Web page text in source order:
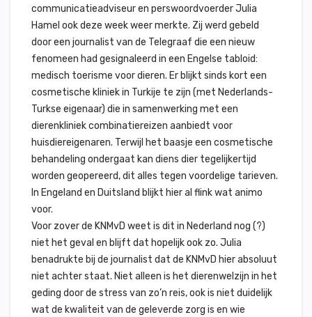
communicatieadviseur en perswoordvoerder Julia
Hamel ook deze week weer merkte. Zij werd gebeld
door een journalist van de Telegraaf die een nieuw
fenomeen had gesignaleerd in een Engelse tabloid:
medisch toerisme voor dieren. Er blijkt sinds kort een
cosmetische kliniek in Turkije te zijn (met Nederlands-
Turkse eigenaar) die in samenwerking met een
dierenkliniek combinatiereizen aanbiedt voor
huisdiereigenaren. Terwijl het baasje een cosmetische
behandeling ondergaat kan diens dier tegelijkertijd
worden geopereerd, dit alles tegen voordelige tarieven.
In Engeland en Duitsland blijkt hier al flink wat animo
voor.
Voor zover de KNMvD weet is dit in Nederland nog (?)
niet het geval en blijft dat hopelijk ook zo. Julia
benadrukte bij de journalist dat de KNMvD hier absoluut
niet achter staat. Niet alleen is het dierenwelzijn in het
geding door de stress van zo’n reis, ook is niet duidelijk
wat de kwaliteit van de geleverde zorg is en wie